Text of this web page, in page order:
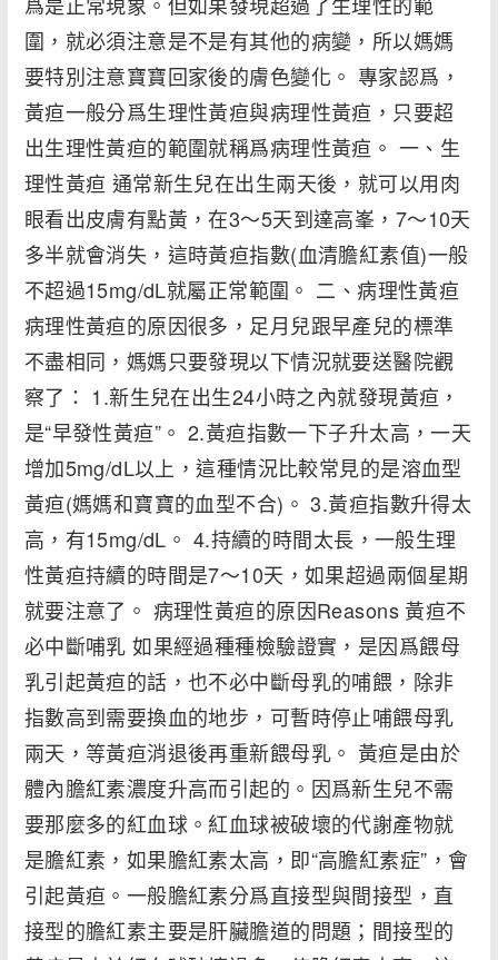
圍，就必須注意是不是有其他的病變，所以媽媽
要特別注意寶寶回家後的膚色變化。 專家認爲，
黃疸一般分爲生理性黃疸與病理性黃疸，只要超
出生理性黃疸的範圍就稱爲病理性黃疸。 一、生
理性黃疸 通常新生兒在出生兩天後，就可以用肉
眼看出皮膚有點黃，在3～5天到達高峯，7～10天
多半就會消失，這時黃疸指數(血清膽紅素值)一般
不超過15mg/dL就屬正常範圍。 二、病理性黃疸
病理性黃疸的原因很多，足月兒跟早產兒的標準
不盡相同，媽媽只要發現以下情況就要送醫院觀
察了： 1.新生兒在出生24小時之內就發現黃疸，
是“早發性黃疸”。 2.黃疸指數一下子升太高，一天
增加5mg/dL以上，這種情況比較常見的是溶血型
黃疸(媽媽和寶寶的血型不合)。 3.黃疸指數升得太
高，有15mg/dL。 4.持續的時間太長，一般生理
性黃疸持續的時間是7～10天，如果超過兩個星期
就要注意了。 病理性黃疸的原因Reasons 黃疸不
必中斷哺乳 如果經過種種檢驗證實，是因爲餵母
乳引起黃疸的話，也不必中斷母乳的哺餵，除非
指數高到需要換血的地步，可暫時停止哺餵母乳
兩天，等黃疸消退後再重新餵母乳。 黃疸是由於
體內膽紅素濃度升高而引起的。因爲新生兒不需
要那麼多的紅血球。紅血球被破壞的代謝產物就
是膽紅素，如果膽紅素太高，即“高膽紅素症”，會
引起黃疸。一般膽紅素分爲直接型與間接型，直
接型的膽紅素主要是肝臟膽道的問題；間接型的